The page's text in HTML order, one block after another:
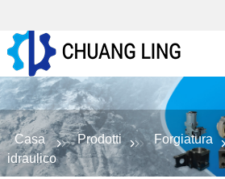
Casa Prodotti Forgiatura
idraulico